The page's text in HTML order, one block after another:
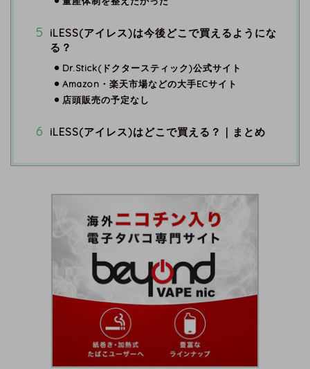
iLESS(アイレス)は今後どこで買えるようにな
る？
Dr.Stick(ドクタースティック)公式サイト
Amazon・楽天市場などの大手ECサイト
店頭販売の予定なし
iLESS(アイレス)はどこで買える？｜まとめ